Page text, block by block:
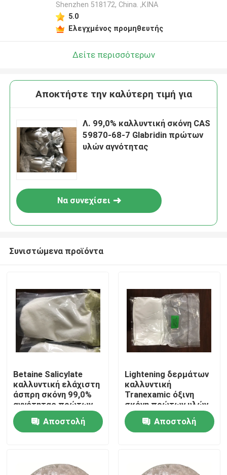
Σπίτι
Βίντεο
Shenzhen 518172, China. ,ΚΙΝΑ
5.0
Ελεγχμένος προμηθευτής
Δείτε περισσότερων
Αποκτήστε την καλύτερη τιμή για
Λ. 99,0% καλλυντική σκόνη CAS
59870-68-7 Glabridin πρώτων
υλών αγνότητας
Να συνεχίσει
Συνιστώμενα προϊόντα
Betaine Salicylate
καλλυντική ελάχιστη
άσπρη σκόνη 99,0%
αγνότητας πρώτων
υλών CAS 17671-53-
3
Αποστολή
Lightening δερμάτων
καλλυντική
Tranexamic όξινη
σκόνη πρώτων υλών
CAS 1197-18-8 για το
δέρμα Αποστολή